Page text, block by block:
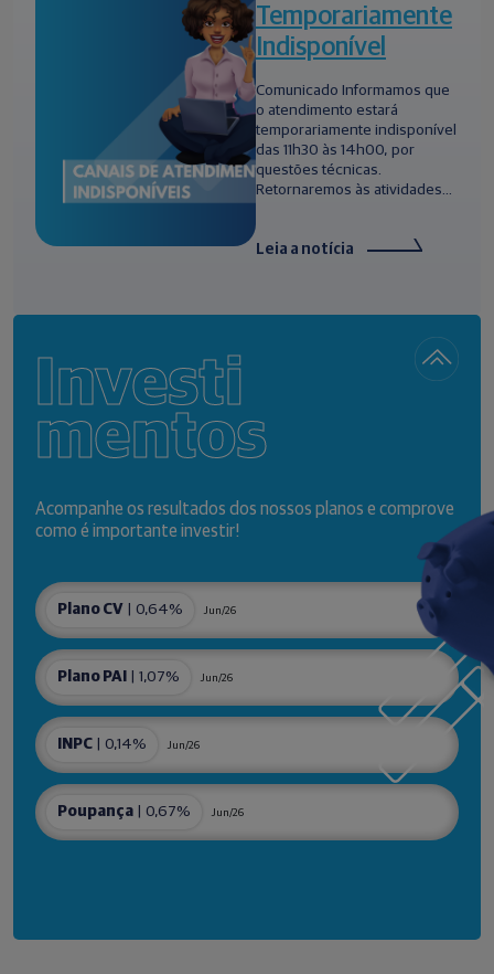
Temporariamente
Indisponível
Comunicado Informamos que
o atendimento estará
temporariamente indisponível
das 11h30 às 14h00, por
questões técnicas.
Retornaremos às atividades...
Leia a notícia
Investi
mentos
Acompanhe os resultados dos nossos planos e comprove
como é importante investir!
Plano CV | 0,64% Jun/26
Plano PAI | 1,07% Jun/26
INPC | 0,14% Jun/26
Poupança | 0,67% Jun/26